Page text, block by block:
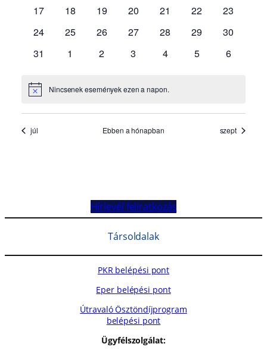
Hírlevél feliratkozás
Társoldalak
PKR belépési pont
Eper belépési pont
Útravaló Ösztöndíjprogram
belépési pont
Ügyfélszolgálat: